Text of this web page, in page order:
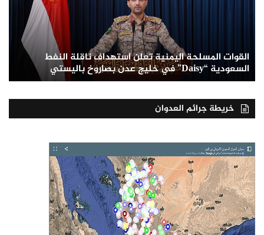
القوات المسلحة اليمنية تعلن استهداف ناقلة النفط
السعودية “Daisy” في خليج عدن بصاروخ باليستي
خريطة جرائم العدوان